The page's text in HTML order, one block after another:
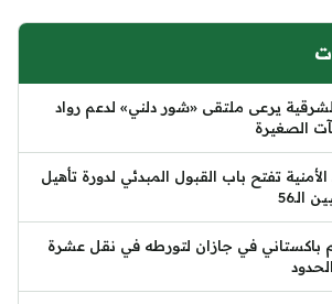
يرعى ملتقى «شور دلني» لدعم رواد
الصغيرة
تفتح باب القبول المبدئي لدورة تأهيل
الـ56
في جازان لتورطه في نقل عشرة